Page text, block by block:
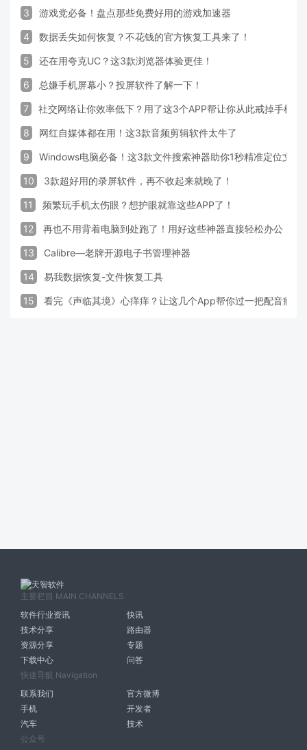
3 游戏党必备！盘点那些免费好用的游戏加速器
4 数据丢失如何恢复？不花钱的官方恢复工具来了！
5 还在用夸克UC？这3款浏览器体验更佳！
6 总嫌手机屏幕小？投屏软件了解一下！
7 社交网络让你效率低下？用了这3个APP帮让你从此戒掉手机！
8 网红自媒体都在用！这3款音频剪辑软件太牛了
9 Windows电脑必备！这3款文件搜索神器助你1秒精准定位文件
10 3款超好用的录屏软件，再不收起来就晚了！
11 频繁玩手机太伤眼？想护眼就靠这些APP了！
12 再也不用背着电脑到处跑了！用好这些神器直接轻松办公
13 Calibre—老牌开源电子书管理神器
14 易我数据恢复-文件恢复工具
15 看完《声临其境》心痒痒？让这几个App帮你过一把配音瘾
主要栏目 MAIN CHANNELS
软件行业资讯
快讯
技术分享
路由器
资源分享
专题
下载中心
问答
快速导航 Navigation
联系我们
官方微博
手机
开发者
汽车
技术
公众号